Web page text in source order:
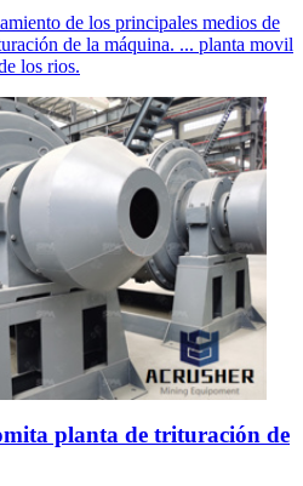
de los principales medios de
de la máquina. ... planta movil
los rios.
planta de trituración de